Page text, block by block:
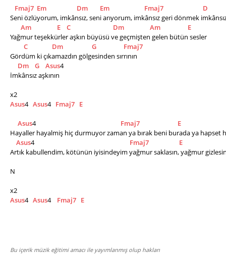
Fmaj7 Em Dm Em Fmaj7
D
Seni özlüyorum, imkânsız, seni arıyorum, imkânsız geri dönmek
Am
E C Dm Am
E
Yağmur teşekkürler aşkın büyüsü ve geçmişten gelen bütün sesler
C
Dm G
Fmaj7
Gördüm ki çıkamazdın gölgesinden sırrının
Dm
G Asus4
İmkânsız aşkının
x2
Asus4 Asus4 Fmaj7 E
Asus4 Fmaj7
E
Hayaller hayalmiş hiç durmuyor zaman ya bırak beni burada ya hapset
Asus4 Fmaj7
E
Artık kabullendim, kötünün iyisindeyim yağmur saklasın, yağmur
N
x2
Asus4 Asus4 Fmaj7 E
Bu içerik müzik eğitimi amacı ile yayımlanmış olup hakları